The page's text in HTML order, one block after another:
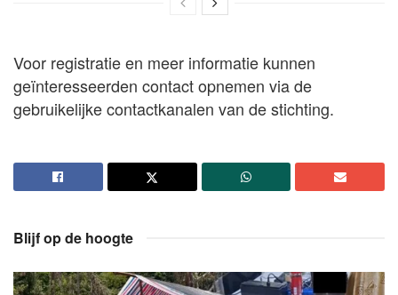
Voor registratie en meer informatie kunnen
geïnteresseerden contact opnemen via de
gebruikelijke contactkanalen van de stichting.
Blijf op de hoogte